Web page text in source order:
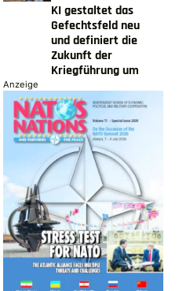
KI gestaltet das
Gefechtsfeld neu
und definiert die
Zukunft der
Kriegführung um
Anzeige